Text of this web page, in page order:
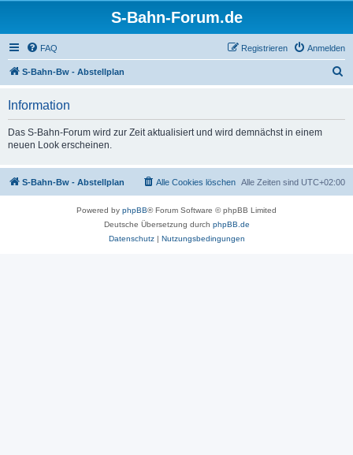
S-Bahn-Forum.de
FAQ Anmelden
Registrieren
S-Bahn-Bw - Abstellplan
Information
Das S-Bahn-Forum wird zur Zeit aktualisiert und wird demnächst in einem
neuen Look erscheinen.
S-Bahn-Bw - Abstellplan Alle Zeiten sind UTC+02:00
Alle Cookies löschen
Powered by phpBB® Forum Software © phpBB Limited
Deutsche Übersetzung durch phpBB.de
Datenschutz| Nutzungsbedingungen